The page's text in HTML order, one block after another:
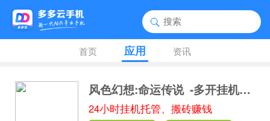
首页 应用 资讯
风色幻想:命运传说 -多开挂机助手
24小时挂机托管、搬砖赚钱